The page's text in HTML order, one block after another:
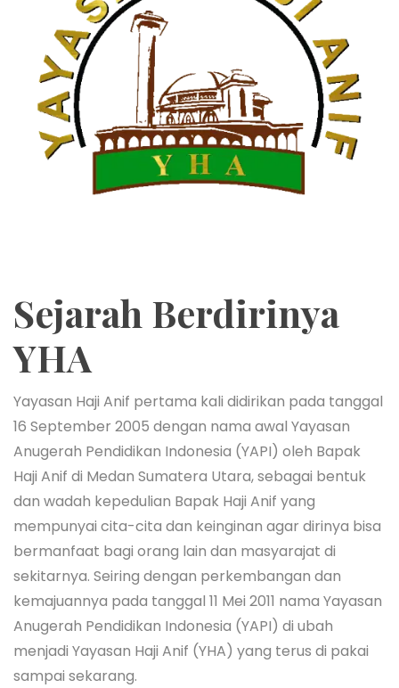
Sejarah Berdirinya
YHA
Yayasan Haji Anif pertama kali didirikan pada tanggal
16 September 2005 dengan nama awal Yayasan
Anugerah Pendidikan Indonesia (YAPI) oleh Bapak
Haji Anif di Medan Sumatera Utara, sebagai bentuk
dan wadah kepedulian Bapak Haji Anif yang
mempunyai cita-cita dan keinginan agar dirinya bisa
bermanfaat bagi orang lain dan masyarajat di
sekitarnya. Seiring dengan perkembangan dan
kemajuannya pada tanggal 11 Mei 2011 nama Yayasan
Anugerah Pendidikan Indonesia (YAPI) di ubah
menjadi Yayasan Haji Anif (YHA) yang terus di pakai
sampai sekarang.